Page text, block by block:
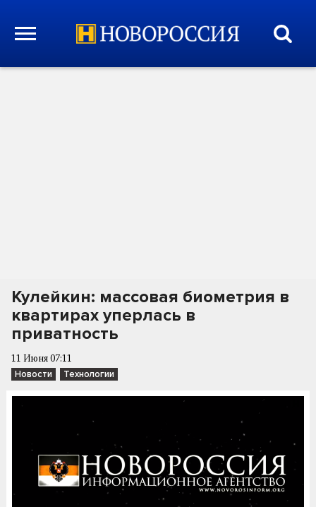
Кулейкин: массовая биометрия в
квартирах уперлась в
приватность
11 Июня 07:11
Новости Технологии